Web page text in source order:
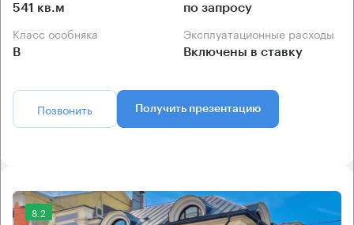
541 кв.м по запросу
Класс особняка
B
Эксплуатационные расходы
Включены в ставку
Позвонить Получить презентацию
8.2